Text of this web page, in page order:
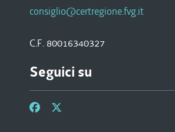
consiglio@certregione.fvg.it
C.F. 80016340327
Seguici su